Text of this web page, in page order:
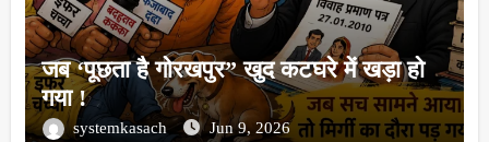
जब ‘पूछता है गोरखपुर” खुद कटघरे में खड़ा हो
गया !
systemkasach Jun 9, 2026